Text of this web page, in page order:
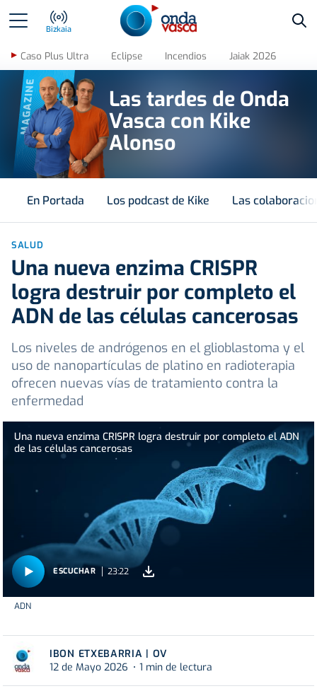
Bizkaia
Caso Plus Ultra Eclipse Incendios Jaiak 2026
MAGAZINE
Las tardes de Onda
Vasca con Kike
Alonso
En Portada Los podcast de Kike Las
SALUD
Una nueva enzima CRISPR
logra destruir por completo el
ADN de las células cancerosas
Los niveles de andrógenos en el glioblastoma y el
uso de nanopartículas de platino en radioterapia
ofrecen nuevas vías de tratamiento contra la
enfermedad
Una nueva enzima CRISPR logra destruir por completo el ADN
de las células cancerosas
ESCUCHAR 23:22
ADN
IBON ETXEBARRIA | OV
12 de Mayo 2026
1 min de lectura